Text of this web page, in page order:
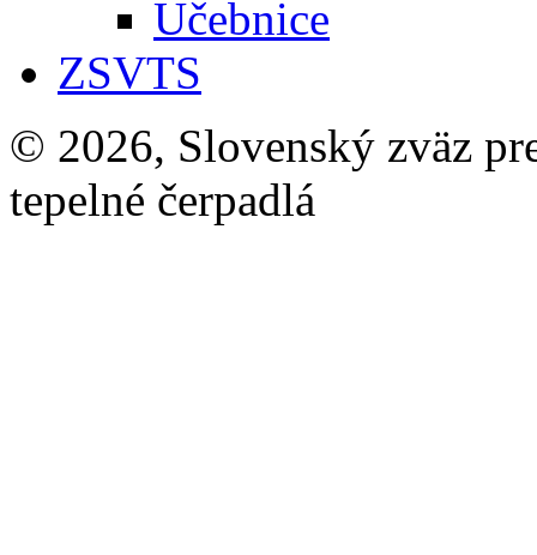
Učebnice
ZSVTS
© 2026, Slovenský zväz
tepelné čerpadlá